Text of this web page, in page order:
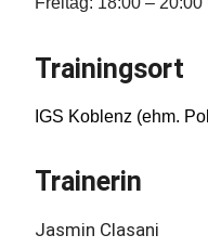
Trainingsort
IGS Koblenz (ehm.
Trainerin
Jasmin Clasani